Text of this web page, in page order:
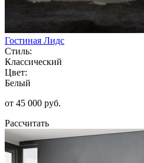
Гостиная Лидс
Стиль:
Классический
Цвет:
Белый
от 45 000 руб.
Рассчитать